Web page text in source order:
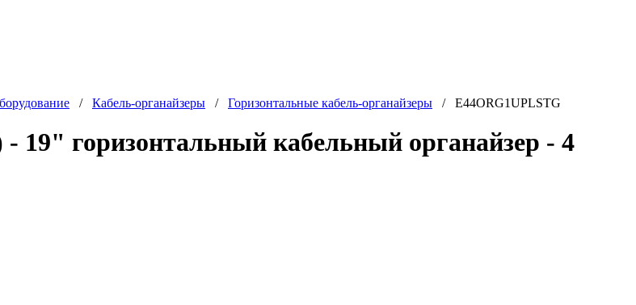
/ Кабель-органайзеры / Горизонтальные кабель-органайзеры / E44ORG1UPLSTG
19" горизонтальный кабельный органайзер - 4